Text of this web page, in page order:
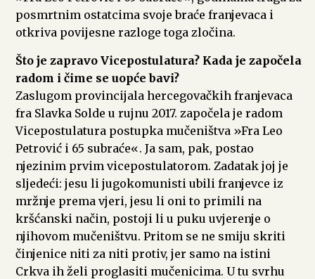
posmrtnim ostatcima svoje braće franjevaca i
otkriva povijesne razloge toga zločina.
Što je zapravo Vicepostulatura? Kada je započela
radom i čime se uopće bavi?
Zaslugom provincijala hercegovačkih franjevaca
fra Slavka Solde u rujnu 2017. započela je radom
Vicepostulatura postupka mučeništva »Fra Leo
Petrović i 65 subraće«. Ja sam, pak, postao
njezinim prvim vicepostulatorom. Zadatak joj je
sljedeći: jesu li jugokomunisti ubili franjevce iz
mržnje prema vjeri, jesu li oni to primili na
kršćanski način, postoji li u puku uvjerenje o
njihovom mučeništvu. Pritom se ne smiju skriti
činjenice niti za niti protiv, jer samo na istini
Crkva ih želi proglasiti mučenicima. U tu svrhu